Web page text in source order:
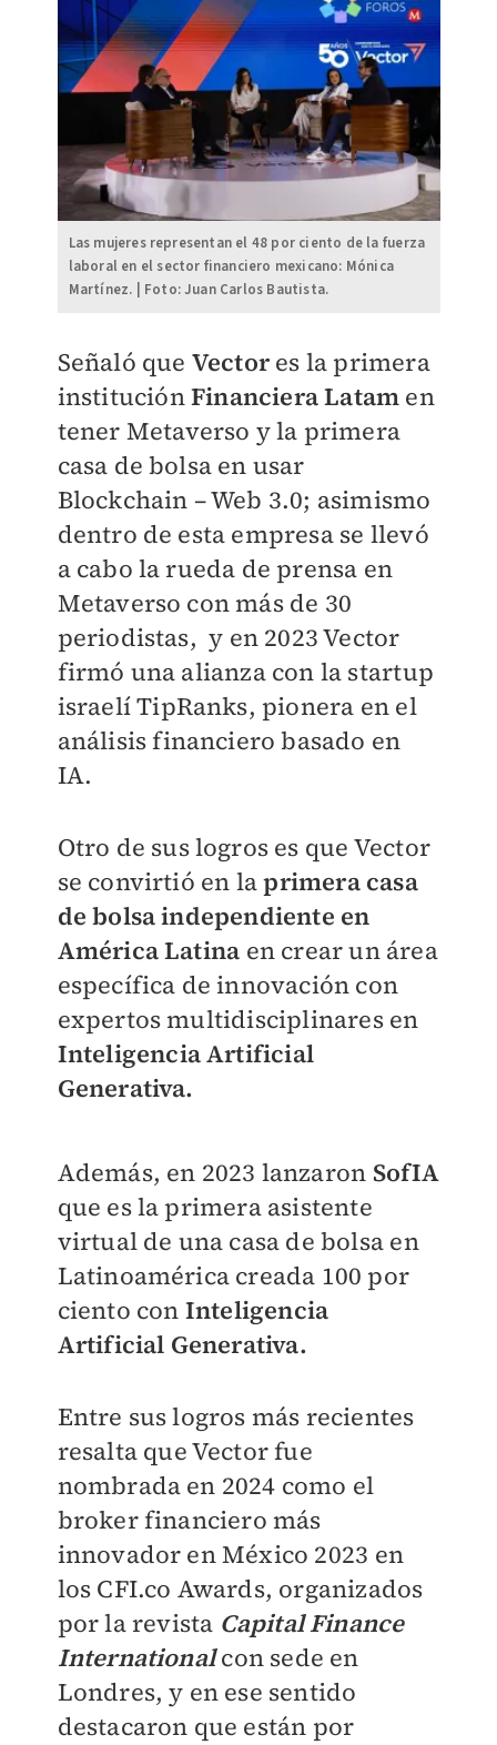
Las mujeres representan el 48 por ciento de la fuerza
laboral en el sector financiero mexicano: Mónica
Martínez. | Foto: Juan Carlos Bautista.
Señaló que Vectores la primera
instituciónFinanciera Latam en
tener Metaverso y la primera
casa de bolsa en usar
Blockchain – Web 3.0; asimismo
dentro de esta empresa se llevó
a cabo la rueda de prensa en
Metaverso con más de 30
periodistas, y en 2023 Vector
firmó una alianza con la startup
israelí TipRanks, pionera en el
análisis financiero basado en
IA.
Otro de sus logros es que Vector
se convirtió en laprimera casa
de bolsa independiente en
América Latina en crear un área
específica de innovación con
expertos multidisciplinares en
Inteligencia Artificial
Generativa.
Además, en 2023 lanzaron SofIA
que es la primera asistente
virtual de una casa de bolsa en
Latinoamérica creada 100 por
ciento con Inteligencia
Artificial Generativa.
Entre sus logros más recientes
resalta que Vector fue
nombrada en 2024 como el
broker financiero más
innovador en México 2023 en
los CFI.co Awards, organizados
por la revista Capital Finance
Internationalcon sede en
Londres, y en ese sentido
destacaron que están por